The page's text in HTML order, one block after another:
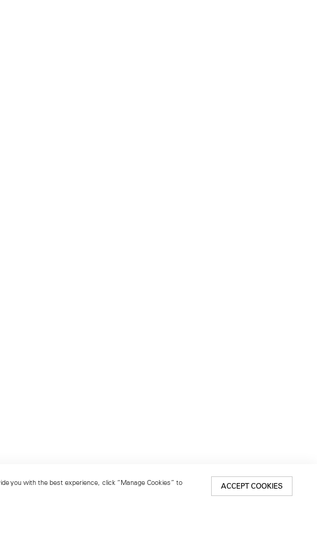
you with the best experience, click “Manage Cookies” to
ACCEPT COOKIES